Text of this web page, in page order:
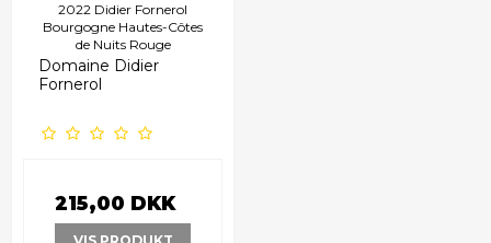
2022 Didier Fornerol
Bourgogne Hautes-Côtes
de Nuits Rouge
Domaine Didier
Fornerol
215,00 DKK